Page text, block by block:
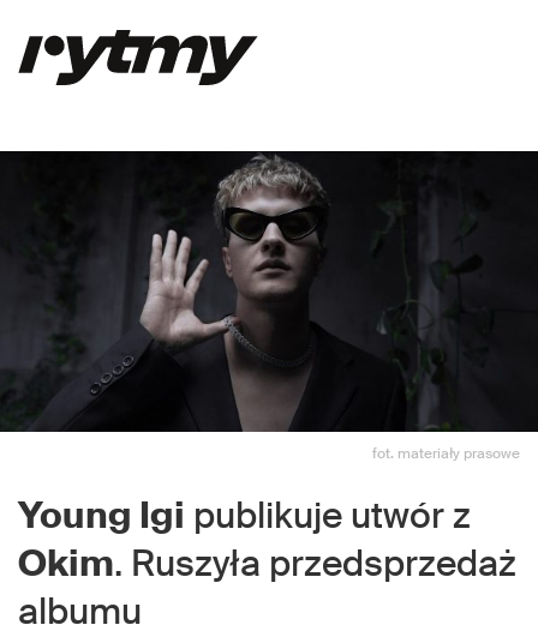
fot. materiały prasowe
Young Igi publikuje utwór z
Okim. Ruszyła przedsprzedaż
albumu